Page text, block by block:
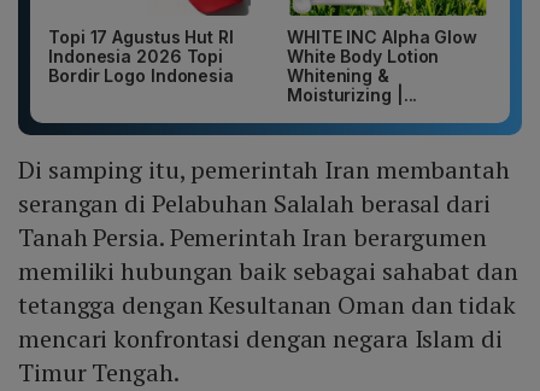
Topi 17 Agustus Hut RI
Indonesia 2026 Topi
Bordir Logo Indonesia
WHITE INC Alpha Glow
White Body Lotion
Whitening &
Moisturizing |...
Di samping itu, pemerintah Iran membantah
serangan di Pelabuhan Salalah berasal dari
Tanah Persia. Pemerintah Iran berargumen
memiliki hubungan baik sebagai sahabat dan
tetangga dengan Kesultanan Oman dan tidak
mencari konfrontasi dengan negara Islam di
Timur Tengah.